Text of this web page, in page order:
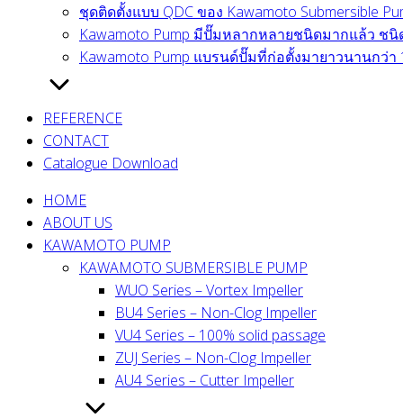
ชุดติดตั้งแบบ QDC ของ Kawamoto Submersible
Kawamoto Pump มีปั๊มหลากหลายชนิดมากแล้ว ช
Kawamoto Pump แบรนด์ปั๊มที่ก่อตั้งมายาวนานกว่า
REFERENCE
CONTACT
Catalogue Download
HOME
ABOUT US
KAWAMOTO PUMP
KAWAMOTO SUBMERSIBLE PUMP
WUO Series – Vortex Impeller
BU4 Series – Non-Clog Impeller
VU4 Series – 100% solid passage
ZUJ Series – Non-Clog Impeller
AU4 Series – Cutter Impeller